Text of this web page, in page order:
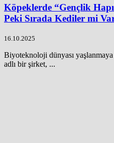
Köpeklerde “Gençlik
Peki Sırada Kediler mi
16.10.2025
Biyoteknoloji dünyası
adlı bir şirket, ...